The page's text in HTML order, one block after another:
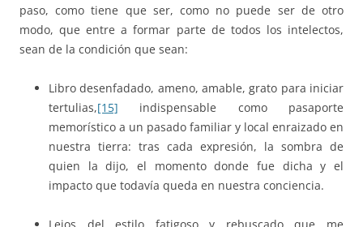
paso, como tiene que ser, como no puede ser de otro
modo, que entre a formar parte de todos los intelectos,
sean de la condición que sean:
Libro desenfadado, ameno, amable, grato para iniciar
tertulias,[15] indispensable como pasaporte
memorístico a un pasado familiar y local enraizado en
nuestra tierra: tras cada expresión, la sombra de
quien la dijo, el momento donde fue dicha y el
impacto que todavía queda en nuestra conciencia.